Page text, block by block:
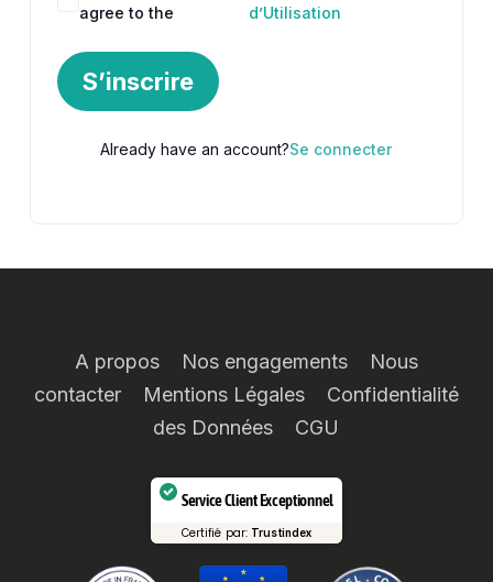
agree to the
d’Utilisation
S’inscrire
Already have an account?Se connecter
A propos Nos engagements
Nous
contacter
Mentions Légales
Confidentialité
des Données
CGU
Service Client Exceptionnel
Certifié par: Trustindex